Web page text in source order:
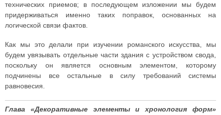
технических приемов; в последующем изложении мы будем
придерживаться именно таких поправок, основанных на
логической связи фактов.
Как мы это делали при изучении романского искусства, мы
будем увязывать отдельные части здания с устройством свода,
поскольку он является основным элементом, которому
подчинены все остальные в силу требований системы
равновесия.
Глава «Декоративные элементы и хронология форм»